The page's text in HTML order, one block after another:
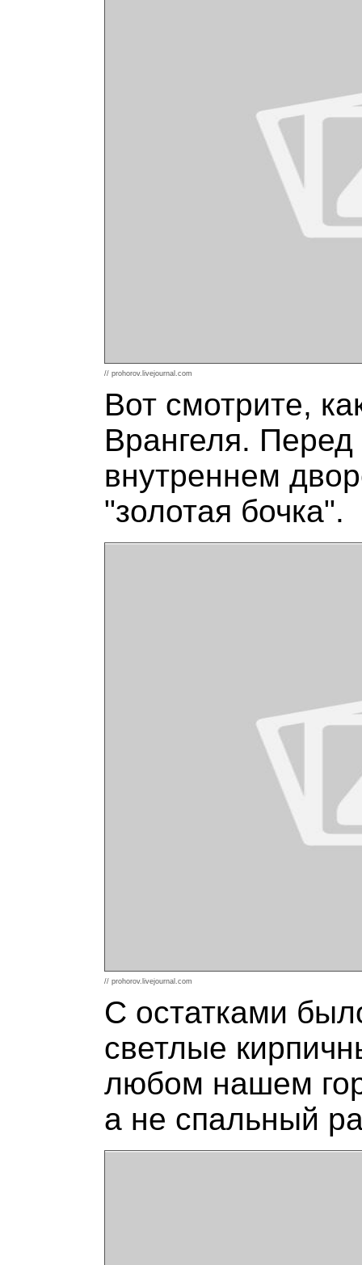
// prohorov.livejournal.com
Вот смотрите,
Врангеля.
внутреннем
"золотая бочка".
// prohorov.livejournal.com
С остатками
светлые
любом нашем
а не спальный